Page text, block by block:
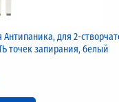
Антипаника, для 2-
точек запирания, белый